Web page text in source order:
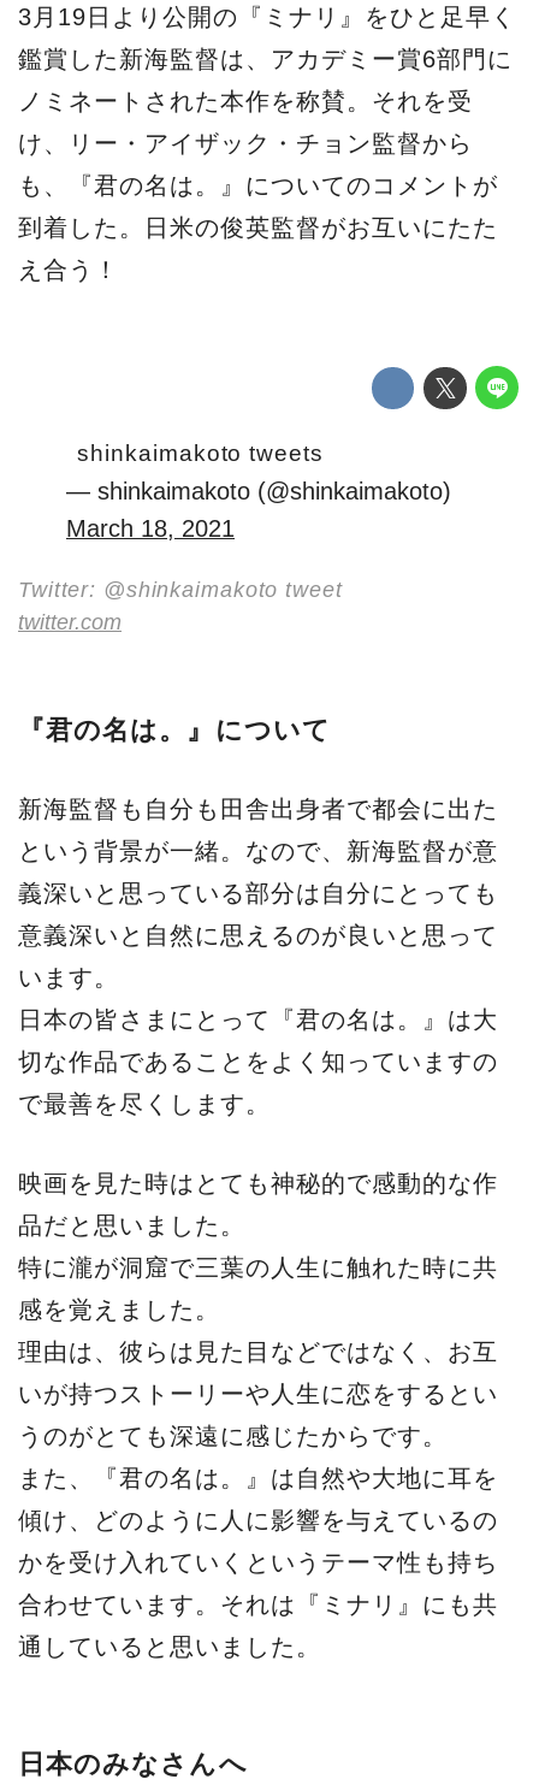
3月19日より公開の『ミナリ』をひと足早く
鑑賞した新海監督は、アカデミー賞6部門に
ノミネートされた本作を称賛。それを受
け、リー・アイザック・チョン監督から
も、『君の名は。』についてのコメントが
到着した。日米の俊英監督がお互いにたた
え合う！
shinkaimakoto tweets
— shinkaimakoto (@shinkaimakoto)
March 18, 2021
Twitter: @shinkaimakoto tweet
twitter.com
『君の名は。』について
新海監督も自分も田舎出身者で都会に出た
という背景が一緒。なので、新海監督が意
義深いと思っている部分は自分にとっても
意義深いと自然に思えるのが良いと思って
います。
日本の皆さまにとって『君の名は。』は大
切な作品であることをよく知っていますの
で最善を尽くします。
映画を見た時はとても神秘的で感動的な作
品だと思いました。
特に瀧が洞窟で三葉の人生に触れた時に共
感を覚えました。
理由は、彼らは見た目などではなく、お互
いが持つストーリーや人生に恋をするとい
うのがとても深遠に感じたからです。
また、『君の名は。』は自然や大地に耳を
傾け、どのように人に影響を与えているの
かを受け入れていくというテーマ性も持ち
合わせています。それは『ミナリ』にも共
通していると思いました。
日本のみなさんへ